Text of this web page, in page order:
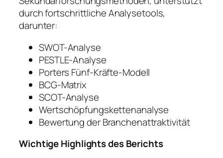
durch fortschrittliche Analysetools,
darunter:
SWOT-Analyse
PESTLE-Analyse
Porters Fünf-Kräfte-Modell
BCG-Matrix
SCOT-Analyse
Wertschöpfungskettenanalyse
Bewertung der Branchenattraktivität
Wichtige Highlights des Berichts